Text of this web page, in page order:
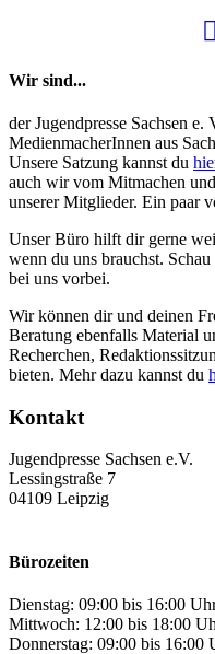
Wir sind...
der Jugendpresse Sachsen
MedienmacherInnen aus
Unsere Satzung kannst du
auch wir vom Mitmachen
unserer Mitglieder. Ein paar
Unser Büro hilft dir gerne
wenn du uns brauchst.
bei uns vorbei.
Wir können dir und deinen
Beratung ebenfalls Material
Recherchen,
bieten. Mehr dazu kannst du
Kontakt
Jugendpresse Sachsen e.V.
Lessingstraße 7
04109 Leipzig
Bürozeiten
Dienstag: 09:00 bis 16:00
Mittwoch: 12:00 bis 18:00
Donnerstag: 09:00 bis 16:00